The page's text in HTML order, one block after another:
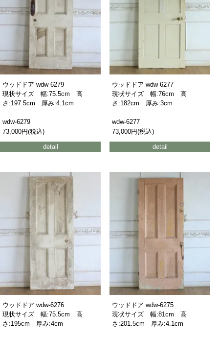
ウッドドア wdw-6279
現状サイズ 幅:75.5cm 高
さ:197.5cm 厚み:4.1cm
wdw-6279
73,000円(税込)
detail
ウッドドア wdw-6277
現状サイズ 幅:76cm 高
さ:182cm 厚み:3cm
wdw-6277
73,000円(税込)
detail
ウッドドア wdw-6276
現状サイズ 幅:75.5cm 高
さ:195cm 厚み:4cm
ウッドドア wdw-6275
現状サイズ 幅:81cm 高
さ:201.5cm 厚み:4.1cm